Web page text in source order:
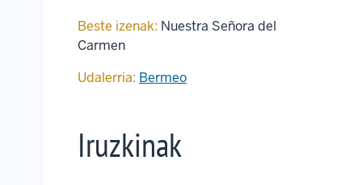
Beste izenak: Nuestra Señora del
Carmen
Udalerria: Bermeo
Iruzkinak